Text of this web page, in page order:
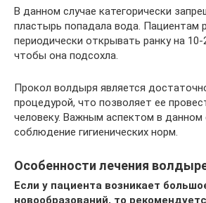
В данном случае категорически
пластырь попадала вода. Пациентам
периодически открывать ранку на
чтобы она подсохла.
Прокол волдыря является
процедурой, что позволяет ее
человеку. Важным аспектом в данном
соблюдение гигиенических норм.
Особенности лечения
Если у пациента возникает
новообразований, то